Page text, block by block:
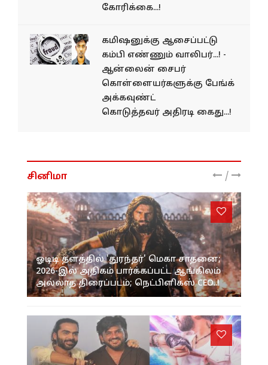
கோரிக்கை...!
கமிஷனுக்கு ஆசைப்பட்டு
கம்பி எண்ணும் வாலிபர்...! -
ஆன்லைன் சைபர்
கொள்ளையர்களுக்கு பேங்க்
அக்கவுண்ட்
கொடுத்தவர் அதிரடி கைது...!
சினிமா /
ஓடிடி தளத்தில் 'துரந்தர்' மெகா சாதனை;
2026-இல் அதிகம் பார்க்கப்பட்ட ஆங்கிலம்
அல்லாத திரைப்படம்; நெட்பிளிக்ஸ் CEO..!